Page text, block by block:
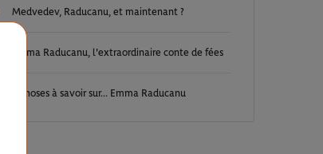
Medvedev, Raducanu, et maintenant ?
Emma Raducanu, l'extraordinaire conte de fées
5 choses à savoir sur... Emma Raducanu